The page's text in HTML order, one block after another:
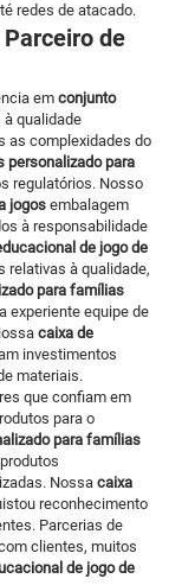
redes de atacado.
Parceiro de
em conjunto
qualidade
as complexidades do
personalizado para
regulatórios. Nosso
jogos embalagem
à responsabilidade
de jogo de
relativas à qualidade,
para famílias
experiente equipe de
caixa de
investimentos
materiais.
que confiam em
para o
para famílias
Nossa caixa
reconhecimento
Parcerias de
clientes, muitos
de jogo de